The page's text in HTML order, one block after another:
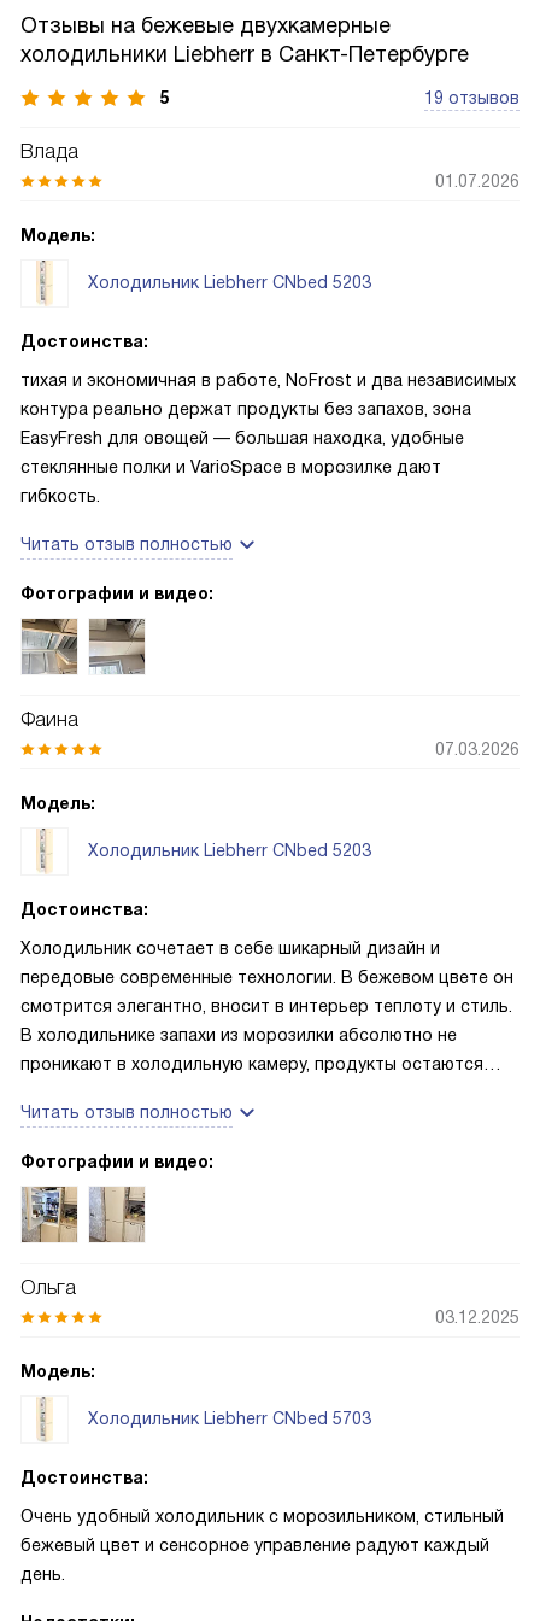
Отзывы на бежевые двухкамерные
холодильники Liebherr в Санкт-Петербурге
5 19 отзывов
Влада
01.07.2026
Модель:
Холодильник Liebherr CNbed 5203
Достоинства:
тихая и экономичная в работе, NoFrost и два независимых
контура реально держат продукты без запахов, зона
EasyFresh для овощей — большая находка, удобные
стеклянные полки и VarioSpace в морозилке дают
гибкость.
Читать отзыв полностью
Фотографии и видео:
Фаина
07.03.2026
Модель:
Холодильник Liebherr CNbed 5203
Достоинства:
Холодильник сочетает в себе шикарный дизайн и
передовые современные технологии. В бежевом цвете он
смотрится элегантно, вносит в интерьер теплоту и стиль.
В холодильнике запахи из морозилки абсолютно не
проникают в холодильную камеру, продукты остаются
это наличие зоны свежести. Теперь зелень овощи не
вянут долгое время. Также радует тишина работы, даже
устанавливать не только на кухне, но и в гостиной и в
студии.
Читать отзыв полностью
Фотографии и видео:
Ольга
03.12.2025
Модель:
Холодильник Liebherr CNbed 5703
Достоинства:
Очень удобный холодильник с морозильником, стильный
бежевый цвет и сенсорное управление радуют каждый
день.